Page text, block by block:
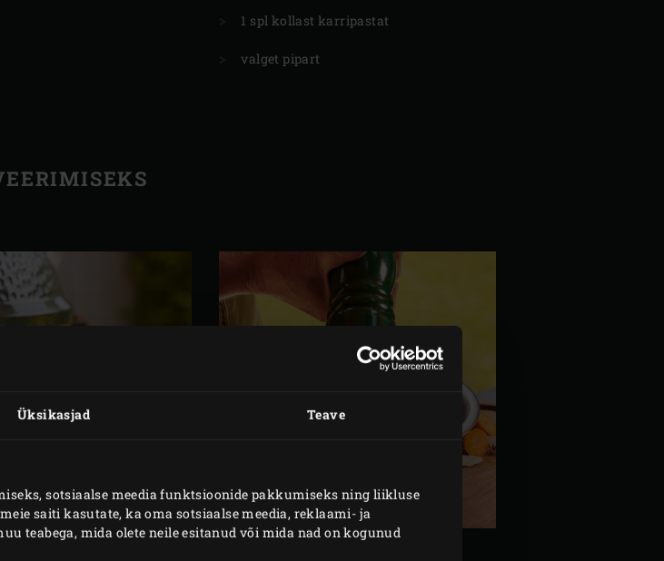
Üksikasjad Teave
sotsiaalse meedia funktsioonide pakkumiseks ning liikluse
saiti kasutate, ka oma sotsiaalse meedia, reklaami- ja
teabega, mida olete neile esitanud või mida nad on kogunud
1 spl kollast karripastat
valget pipart